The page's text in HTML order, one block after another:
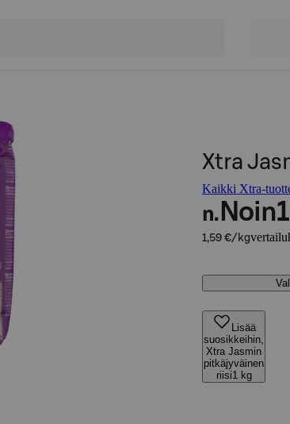
Xtra
Kaikki Xtra-
n. Noin
1,59 €/kg
Lisää
suosikkeihin,
Xtra Jasmin
pitkäjyväinen
riisi1 kg